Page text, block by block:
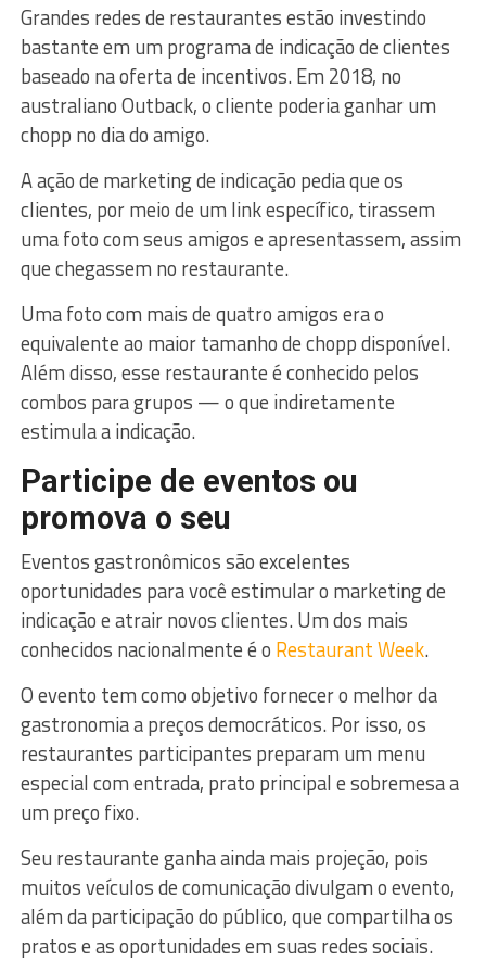
Grandes redes de restaurantes estão investindo
bastante em um programa de indicação de clientes
baseado na oferta de incentivos. Em 2018, no
australiano Outback, o cliente poderia ganhar um
chopp no dia do amigo.
A ação de marketing de indicação pedia que os
clientes, por meio de um link específico, tirassem
uma foto com seus amigos e apresentassem, assim
que chegassem no restaurante.
Uma foto com mais de quatro amigos era o
equivalente ao maior tamanho de chopp disponível.
Além disso, esse restaurante é conhecido pelos
combos para grupos — o que indiretamente
estimula a indicação.
Participe de eventos ou
promova o seu
Eventos gastronômicos são excelentes
oportunidades para você estimular o marketing de
indicação e atrair novos clientes. Um dos mais
conhecidos nacionalmente é o Restaurant Week.
O evento tem como objetivo fornecer o melhor da
gastronomia a preços democráticos. Por isso, os
restaurantes participantes preparam um menu
especial com entrada, prato principal e sobremesa a
um preço fixo.
Seu restaurante ganha ainda mais projeção, pois
muitos veículos de comunicação divulgam o evento,
além da participação do público, que compartilha os
pratos e as oportunidades em suas redes sociais.